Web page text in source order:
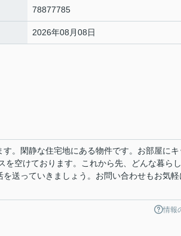
78877785
2026年08月08日
。閑静な住宅地にある物件です。お部屋にキ
空けております。これから先、どんな暮ら
送っていきましょう。お問い合わせもお気軽
情報